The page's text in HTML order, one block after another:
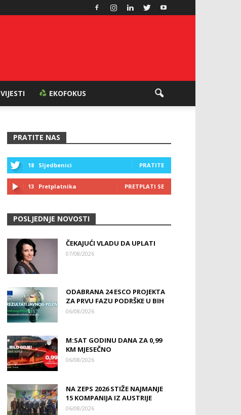
VIJESTI EKOFOKUS
PRATITE NAS
18 Sljedbenici PRATITE
13 Pretplatnika PRETPLATI SE
POSLJEDNJE NOVOSTI
ČEKAJUĆI VLADU DA UPLATI
07/08/2026
ODABRANA 24 ESCO PROJEKTA
ZA PRVU FAZU PODRŠKE U BIH
06/08/2026
M:SAT GODINU DANA ZA 0,99
KM MJESEČNO
06/08/2026
NA ZEPS 2026 STIŽE NAJMANJE
15 KOMPANIJA IZ AUSTRIJE
06/08/2026